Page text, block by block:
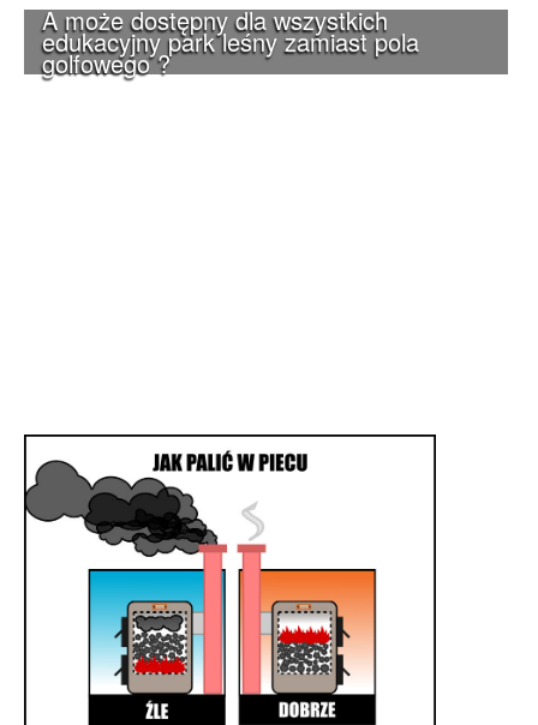
A może dostępny dla wszystkich
edukacyjny park leśny zamiast pola
golfowego ?